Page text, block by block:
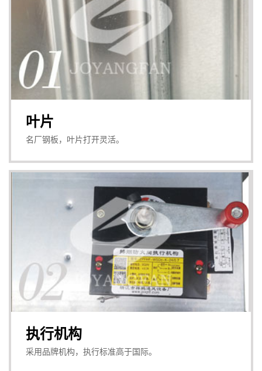
叶片
名厂钢板，叶片打开灵活。
执行机构
采用品牌机构，执行标准高于国际。